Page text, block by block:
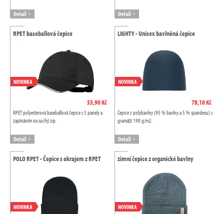
Detail Detail
RPET baseballová čepice
NOVINKA
53,90 Kč
RPET polyesterová baseballová čepice s 5 panely a
zapínáním na suchý zip.
Detail
LIGHTY - Unisex bavlněná čepice
NOVINKA
78,10 Kč
Čepice z polybavlny (95 % bavlny a 5 % spandexu) s
gramáží 190 g/m2.
Detail
POLO RPET - Čepice s okrajem z RPET
NOVINKA
zimní čepice z organické bavlny
NOVINKA